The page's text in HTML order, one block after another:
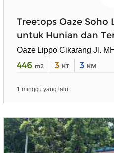
Treetops Oaze Soho
untuk Hunian dan
Oaze Lippo Cikarang Jl.
446 m2 3 KT 3 KM
1 minggu yang lalu